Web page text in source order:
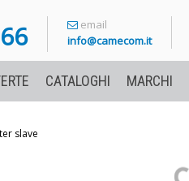
email
info@camecom.it
CATALOGHI MARCHI
slave